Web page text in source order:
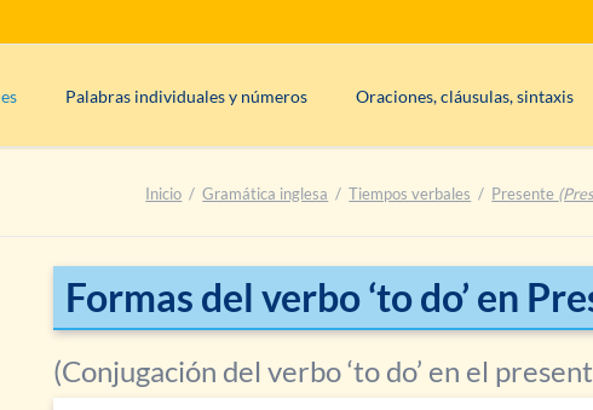
Tenses)
expresar el presente
(formación)
Palabras individuales y números
Determinantes
Síntesis: adjetivos
Síntesis: adverbios
Síntesis: nombres/sustantivos
Síntesis: pronombres
Oraciones, cláusulas, sintaxis
Tipos de frases(afirmativo,
Sintaxis, partes de la oración,
Negaciones
Inicio Gramática inglesa Tiempos verbales Presente
Formas del verbo ‘to do’ en
(Conjugación del verbo ‘to do’ en el